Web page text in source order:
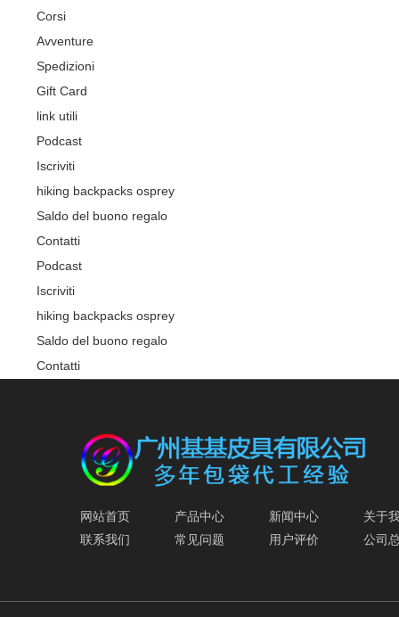
Corsi
Avventure
Spedizioni
Gift Card
link utili
Podcast
Iscriviti
hiking backpacks osprey
Saldo del buono regalo
Contatti
Podcast
Iscriviti
hiking backpacks osprey
Saldo del buono regalo
Contatti
网站首页 产品中心 新闻中心
关于
联系我们
常见问题 用户评价 公司